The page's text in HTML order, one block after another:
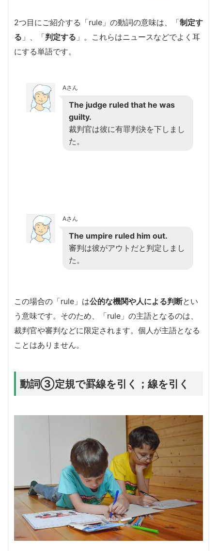
2つ目にご紹介する「rule」の動詞の意味は、「制定す
る 」、「判定する 」。これらはニュースなどでよく耳
にする単語です。
Aさん
The judge ruled that he was
guilty.
裁判官は彼に有罪判決を下しまし
た。
Aさん
The umpire ruled him out.
審判は彼がアウトだと判定しまし
た。
この場合の「rule」は公的な機関や人による判断とい
う意味です。そのため、「rule」の主語となるのは、
裁判官や審判などに限定されます。個人が主語となる
ことはありません。
動詞③定規で罫線を引く；線を引く